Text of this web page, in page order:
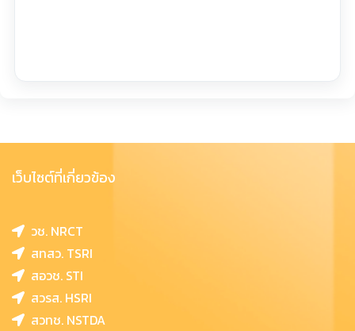
เว็บไซต์ที่เกี่ยวข้อง
วช. NRCT
สทสว. TSRI
สอวช. STI
สวรส. HSRI
สวทช. NSTDA